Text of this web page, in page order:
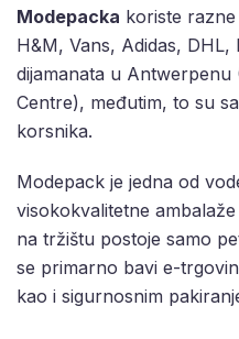
Modepacka koriste
H&M, Vans, Adidas,
dijamanata u
Centre), međutim, to su
korsnika.
Modepack je jedna od
visokokvalitetne
na tržištu postoje samo
se primarno bavi e-
kao i sigurnosnim